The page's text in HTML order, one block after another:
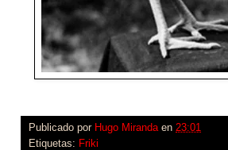
Publicado por Hugo Miranda en 23:01
Etiquetas: Friki